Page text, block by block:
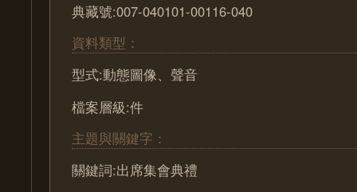
典藏號:007-040101-00116-040
資料類型：
型式:動態圖像、聲音
檔案層級:件
主題與關鍵字：
關鍵詞:出席集會典禮